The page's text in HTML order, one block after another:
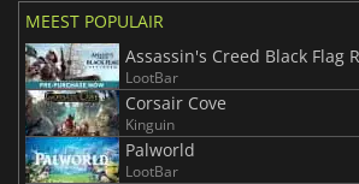
MEEST POPULAIR
Assassin's Creed Black Flag
LootBar
Corsair Cove
Kinguin
Palworld
LootBar